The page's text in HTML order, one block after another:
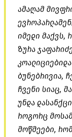
ამაღამ
იმედი მაქვს,
ზურა
ბუნებრივია,
ჩვენი სიაც,
უნდა
როგორც
მოწმეები,